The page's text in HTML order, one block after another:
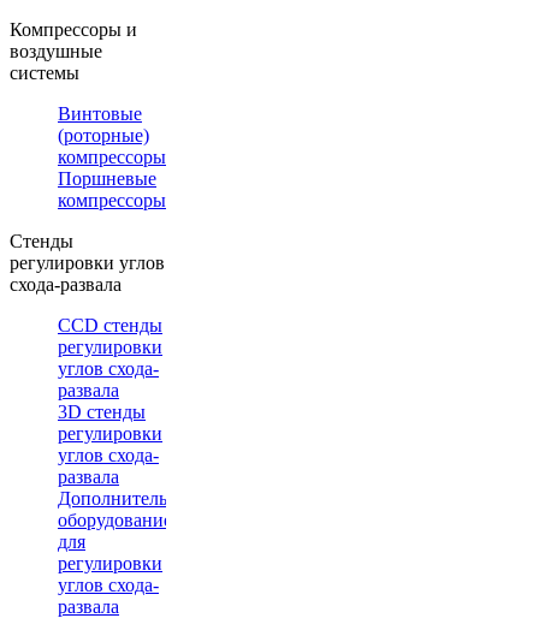
Компрессоры и
воздушные
системы
Винтовые
(роторные)
компрессоры
Поршневые
компрессоры
Стенды
регулировки углов
схода-развала
CCD стенды
регулировки
углов схода-
развала
3D стенды
регулировки
углов схода-
развала
Дополнительное
оборудование
для
регулировки
углов схода-
развала